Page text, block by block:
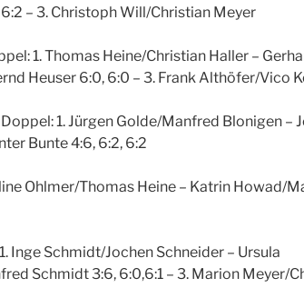
– 3. Christoph Will/Christian Meyer
1. Thomas Heine/Christian Haller –
Heuser 6:0, 6:0 – 3. Frank Althöfer/Vico
1. Jürgen Golde/Manfred Blonigen –
Bunte 4:6, 6:2, 6:2
Ohlmer/Thomas Heine – Katrin Howad/
Inge Schmidt/Jochen Schneider – Ursula
Schmidt 3:6, 6:0,6:1 – 3. Marion Meyer/